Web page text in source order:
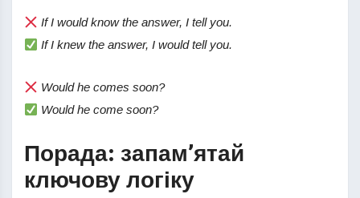
If I would know the answer, I tell you.
If I knew the answer, I would tell you.
Would he comes soon?
Would he come soon?
Порада: запам’ятай
ключову логіку